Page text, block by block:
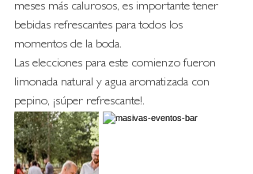
meses más calurosos, es importante tener
bebidas refrescantes para todos los
momentos de la boda.
Las elecciones para este comienzo fueron
limonada natural y agua aromatizada con
pepino, ¡súper refrescante!.